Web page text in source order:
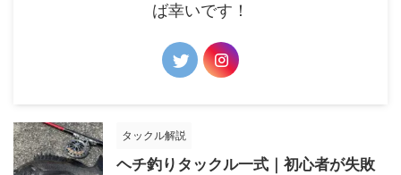
ば幸いです！
タックル解説
ヘチ釣りタックル一式｜初心者が失敗